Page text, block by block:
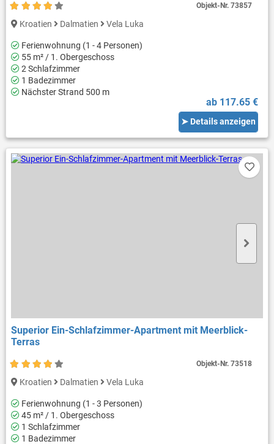
Kroatien Dalmatien Vela Luka
Ferienwohnung (1 - 4 Personen)
55 m² / 1. Obergeschoss
2 Schlafzimmer
1 Badezimmer
Nächster Strand 500 m
ab 117.65 €
➤ Details anzeigen
Objekt-Nr.73857
Superior Ein-Schlafzimmer-Apartment mit Meerblick-
Terras
Kroatien Dalmatien Vela Luka
Ferienwohnung (1 - 3 Personen)
45 m² / 1. Obergeschoss
1 Schlafzimmer
1 Badezimmer
Objekt-Nr.73518